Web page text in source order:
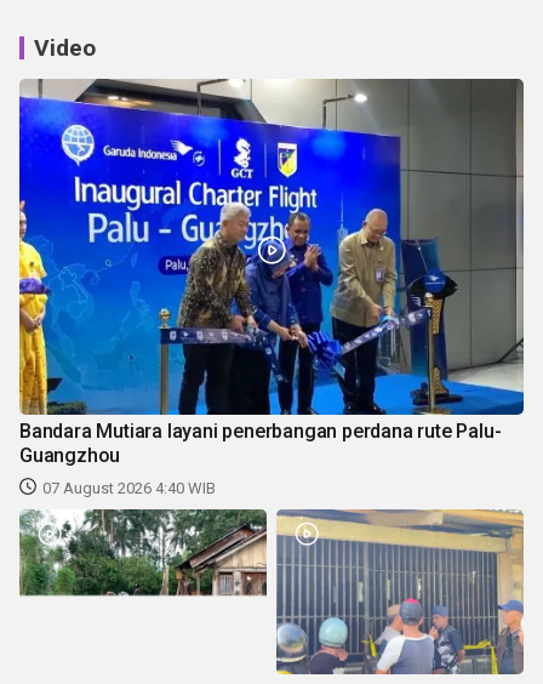
Video
Bandara Mutiara layani penerbangan perdana rute Palu-
Guangzhou
07 August 2026 4:40 WIB